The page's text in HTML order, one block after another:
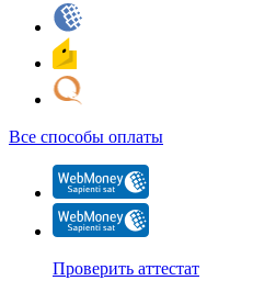
Все способы оплаты
Проверить аттестат